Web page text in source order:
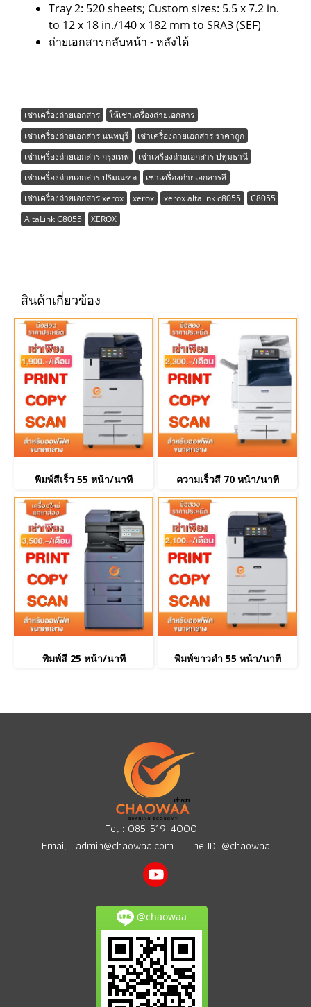
Tray 2: 520 sheets; Custom sizes: 5.5 x 7.2 in.
to 12 x 18 in./140 x 182 mm to SRA3 (SEF)
ถ่ายเอกสารกลับหน้า - หลังได้
เช่าเครื่องถ่ายเอกสาร
ให้เช่าเครื่องถ่ายเอกสาร
เช่าเครื่องถ่ายเอกสาร นนทบุรี
เช่าเครื่องถ่ายเอกสาร ราคาถูก
เช่าเครื่องถ่ายเอกสาร กรุงเทพ
เช่าเครื่องถ่ายเอกสาร ปทุมธานี
เช่าเครื่องถ่ายเอกสาร ปริมณฑล
เช่าเครื่องถ่ายเอกสารสี
เช่าเครื่องถ่ายเอกสาร xerox
xerox xerox altalink c8055
C8055
AltaLink C8055
XEROX
สินค้าเกี่ยวข้อง
พิมพ์สีเร็ว 55 หน้า/นาที ความเร็วสี 70 หน้า/นาที
พิมพ์สี 25 หน้า/นาที พิมพ์ขาวดำ 55 หน้า/นาที
Tel : 085-519-4000
Email : admin@chaowaa.com Line ID: @chaowaa
@chaowaa